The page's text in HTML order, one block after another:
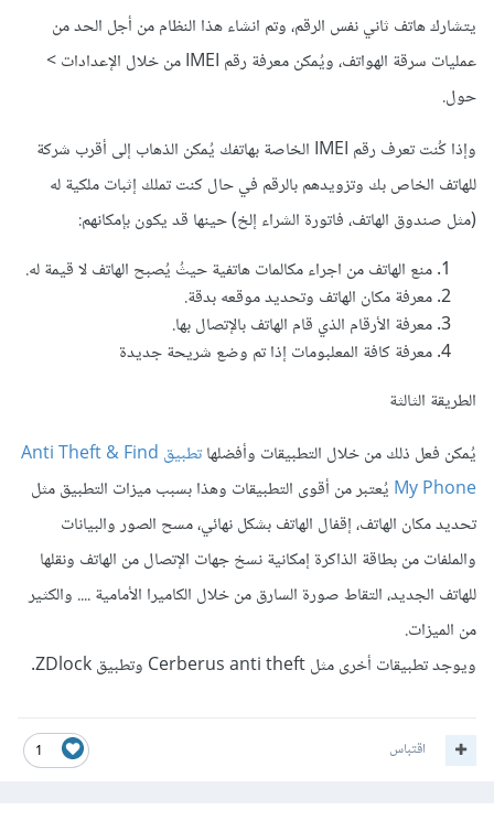
يتشارك هاتف ثاني نفس الرقم، وتم انشاء هذا النظام من أجل الحد من
عمليات سرقة الهواتف، ويُمكن معرفة رقم IMEI من خلال الإعدادات >
حول.
وإذا كُنت تعرف رقم IMEI الخاصة بهاتفك يُمكن الذهاب إلى أقرب شركة
للهاتف الخاص بك وتزويدهم بالرقم في حال كنت تملك إثبات ملكية له
(مثل صندوق الهاتف، فاتورة الشراء إلخ) حينها قد يكون بإمكانهم:
منع الهاتف من اجراء مكالمات هاتفية حيثُ يُصبح الهاتف لا قيمة له.
معرفة مكان الهاتف وتحديد موقعه بدقة.
معرفة الأرقام الذي قام الهاتف بالإتصال بها.
معرفة كافة المعلبومات إذا تم وضع شريحة جديدة
الطريقة الثالثة
يُمكن فعل ذلك من خلال التطبيقات وأفضلها
تطبيق Anti Theft & Find
My Phoneيُعتبر من أقوى التطبيقات وهذا بسبب ميزات التطبيق مثل
تحديد مكان الهاتف، إقفال الهاتف بشكل نهائي، مسح الصور والبيانات
والملفات من بطاقة الذاكرة إمكانية نسخ جهات الإتصال من الهاتف ونقلها
للهاتف الجديد، التقاط صورة السارق من خلال الكاميرا الأمامية .... والكثير
من الميزات.
ويوجد تطبيقات أخرى مثل Cerberus anti theft وتطبيق ZDlock.
1 اقتباس